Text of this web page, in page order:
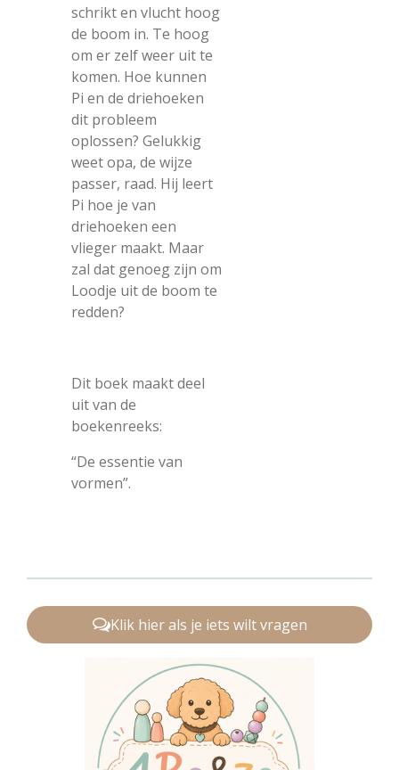
schrikt en vlucht hoog
de boom in. Te hoog
om er zelf weer uit te
komen. Hoe kunnen
Pi en de driehoeken
dit probleem
oplossen? Gelukkig
weet opa, de wijze
passer, raad. Hij leert
Pi hoe je van
driehoeken een
vlieger maakt. Maar
zal dat genoeg zijn om
Loodje uit de boom te
redden?
Dit boek maakt deel
uit van de
boekenreeks:
“De essentie van
vormen”.
Klik hier als je iets wilt vragen